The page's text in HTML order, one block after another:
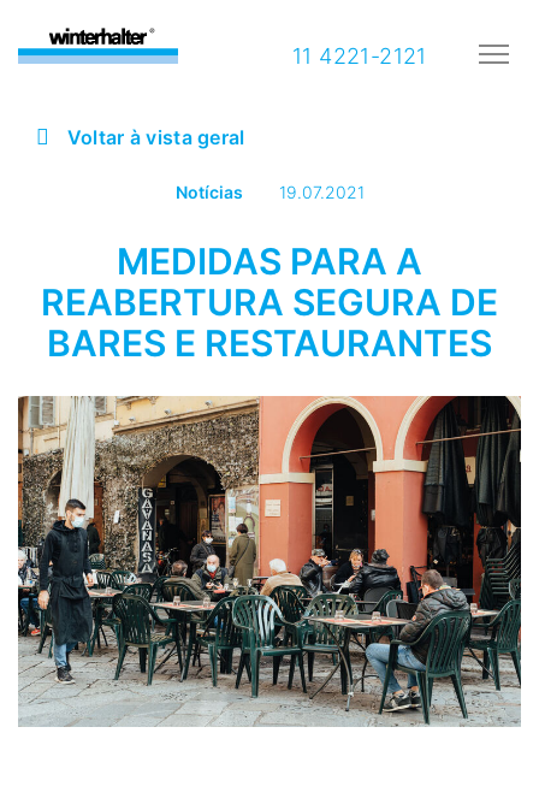
11 4221-2121
Voltar à vista geral
Notícias 19.07.2021
MEDIDAS PARA A
REABERTURA SEGURA DE
BARES E RESTAURANTES